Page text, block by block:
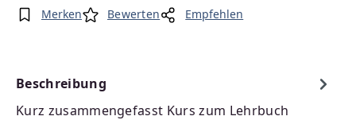
Merken Bewerten Empfehlen
Beschreibung
Kurz zusammengefasst Kurs zum Lehrbuch